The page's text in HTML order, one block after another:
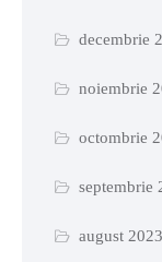
decembrie
noiembrie
octombrie
septembrie
august 2023